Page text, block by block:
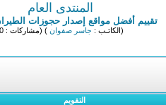
المنتدى العام
تقييم أفضل مواقع إصدار حجوزات
(الكاتـب : جاسر صفوان ) (مشاركات : 0)
التقويم